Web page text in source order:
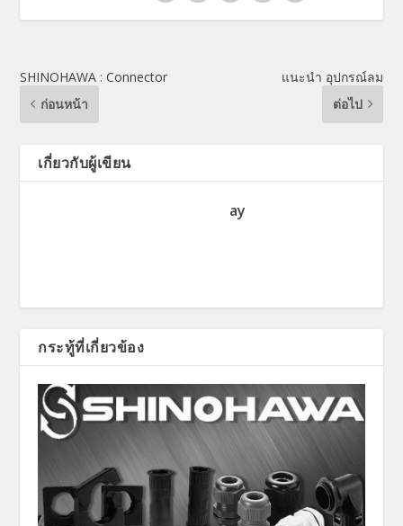
SHINOHAWA : Connector
ก่อนหน้า
แนะนำ อุปกรณ์ลม
ต่อไป
เกี่ยวกับผู้เขียน
ay
กระทู้ที่เกี่ยวข้อง